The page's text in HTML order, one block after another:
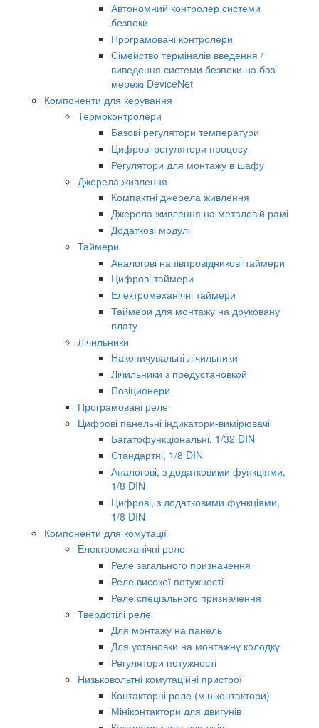
Автономний контролер системи
безпеки
Програмовані контролери
Сімейство терміналів введення /
виведення системи безпеки на базі
мережі DeviceNet
Компоненти для керування
Термоконтролери
Базові регулятори температури
Цифрові регулятори процесу
Регулятори для монтажу в шафу
Джерела живлення
Компактні джерела живлення
Джерела живлення на металевій рамі
Додаткові модулі
Таймери
Аналогові напівпровідникові таймери
Цифрові таймери
Електромеханічні таймери
Таймери для монтажу на друковану
плату
Лічильники
Накопичувальні лічильники
Лічильники з предустановкой
Позіционери
Програмовані реле
Цифрові панельні індикатори-вимірювачі
Багатофункціональні, 1/32 DIN
Стандартні, 1/8 DIN
Аналогові, з додатковими функціями,
1/8 DIN
Цифрові, з додатковими функціями,
1/8 DIN
Компоненти для комутації
Електромеханічні реле
Реле загального призначення
Реле високої потужності
Реле спеціального призначення
Твердотілі реле
Для монтажу на панель
Для установки на монтажну колодку
Регулятори потужності
Низьковольтні комутаційні пристрої
Контакторні реле (мініконтактори)
Мініконтактори для двигунів